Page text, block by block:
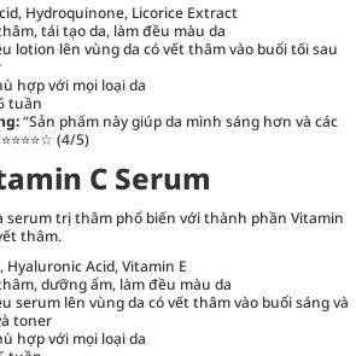
Hydroquinone, Licorice Extract
tái tạo da, làm đều màu da
lotion lên vùng da có vết thâm vào buổi tối sau
hợp với mọi loại da
tuần
“Sản phẩm này giúp da mình sáng hơn và các
(4/5)
C Serum
serum trị thâm phổ biến với thành phần Vitamin
thâm.
Hyaluronic Acid, Vitamin E
dưỡng ẩm, làm đều màu da
serum lên vùng da có vết thâm vào buổi sáng và
toner
hợp với mọi loại da